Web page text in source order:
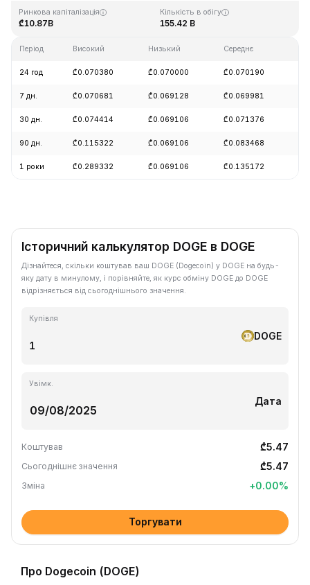
Ринкова капіталізація
₾10.87B
Кількість в обігу
155.42 B
Період Високий Низький Середнє
24 год ₾0.070380 ₾0.070000 ₾0.070190
7 дн. ₾0.070681 ₾0.069128 ₾0.069981
30 дн. ₾0.074414 ₾0.069106 ₾0.071376
90 дн. ₾0.115322 ₾0.069106 ₾0.083468
1 роки ₾0.289332 ₾0.069106 ₾0.135172
Історичний калькулятор DOGE в DOGE
Дізнайтеся, скільки коштував ваш DOGE (Dogecoin) у DOGE на будь-
яку дату в минулому, і порівняйте, як курс обміну DOGE до DOGE
відрізняється від сьогоднішнього значення.
Купівля
DOGE
Увімк.
Дата
Коштував ₾5.47
Сьогоднішнє значення ₾5.47
Зміна +0.00%
Торгувати
Про Dogecoin (DOGE)